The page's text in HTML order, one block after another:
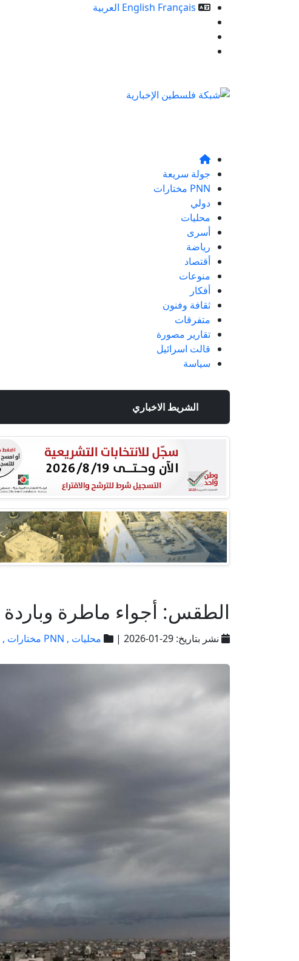
English Français
العربية
جولة سريعة
PNN مختارات
دولي
محليات
أسرى
رياضة
أقتصاد
منوعات
أفكار
ثقافة وفنون
متفرقات
تقارير مصورة
قالت اسرائيل
سياسة
الشريط الاخباري
الطقس: أجواء ماطرة وباردة
نشر بتاريخ: 29-01-2026 | محليات , PNN مختارات ,